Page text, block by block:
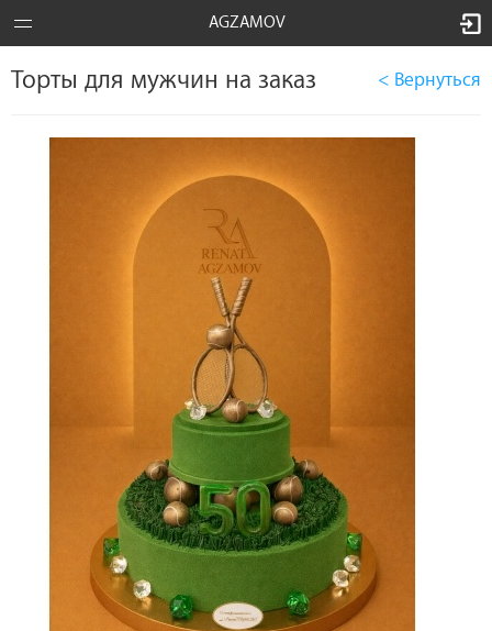
AGZAMOV
Торты для мужчин на заказ < Вернуться